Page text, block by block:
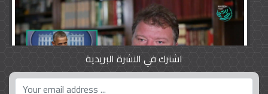
اشترك في النشرة البريدية